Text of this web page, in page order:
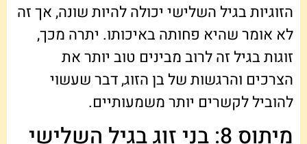
הזוגיות בגיל השלישי יכולה להיות שונה, אך זה
לא אומר שהיא פחותה באיכותו. יתרה מכך,
זוגות בגיל זה לרוב מבינים טוב יותר את
הצרכים והרגשות של בן הזוג, דבר שעשוי
להוביל לקשרים יותר משמעותיים.
מיתוס 8: בני זוג בגיל השלישי